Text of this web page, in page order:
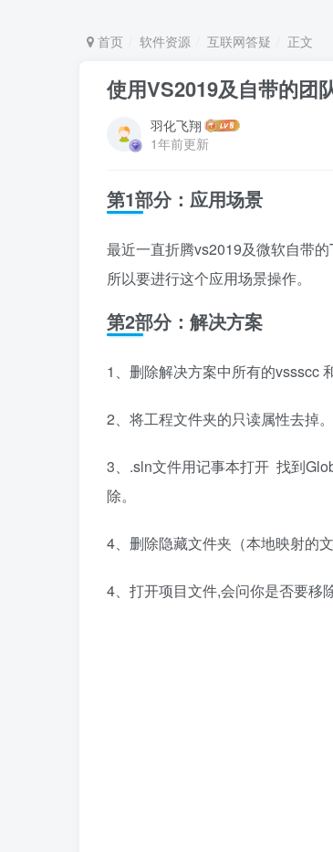
首页 软件资源 互联网答疑 正文
使用VS2019及自带的团
羽化飞翔
1年前更新
第1部分：应用场景
最近一直折腾vs2019及微软自带
所以要进行这个应用场景操作。
第2部分：解决方案
1、删除解决方案中所有的vssscc
2、将工程文件夹的只读属性去掉。
3、.sln文件用记事本打开 找到
除。
4、删除隐藏文件夹（本地映射的文
4、打开项目文件,会问你是否要移